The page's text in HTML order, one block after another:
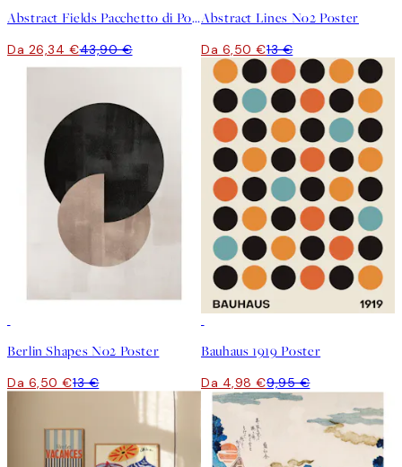
Abstract Fields Pacchetto di Poster
Da 26,34 €43,90 €
Abstract Lines No2 Poster
Da 6,50 €13 €
Berlin Shapes No2 Poster
Da 6,50 €13 €
Bauhaus 1919 Poster
Da 4,98 €9,95 €